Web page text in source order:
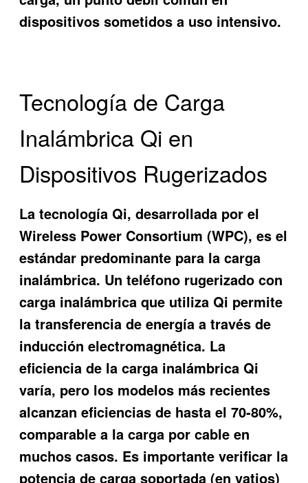
dispositivos sometidos a uso intensivo.
Tecnología de Carga
Inalámbrica Qi en
Dispositivos Rugerizados
La tecnología Qi, desarrollada por el
Wireless Power Consortium (WPC), es el
estándar predominante para la carga
inalámbrica. Unteléfono rugerizado con
carga inalámbrica que utiliza Qi permite
la transferencia de energía a través de
inducción electromagnética. La
eficiencia de la carga inalámbrica Qi
varía, pero los modelos más recientes
alcanzan eficiencias de hasta el 70-80%,
comparable a la carga por cable en
muchos casos. Es importante verificar la
potencia de carga soportada (en vatios)